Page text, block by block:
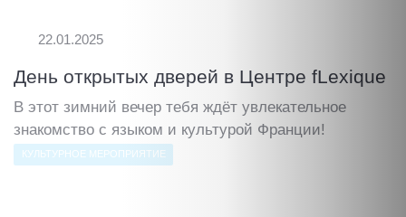
22.01.2025
День открытых дверей в Центре fLexique
В этот зимний вечер тебя ждёт увлекательное
знакомство с языком и культурой Франции!
КУЛЬТУРНОЕ МЕРОПРИЯТИЕ